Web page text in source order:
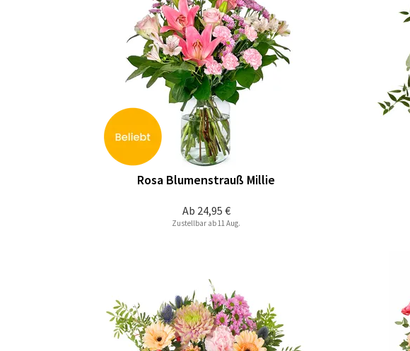
Ab 24,95 €
Rosa Blumenstrauß Millie
Zustellbar ab 11 Aug.